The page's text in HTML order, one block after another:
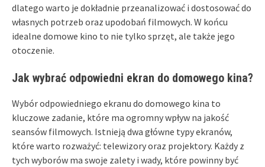
dlatego warto je dokładnie przeanalizować i dostosować do
własnych potrzeb oraz upodobań filmowych. W końcu
idealne domowe kino to nie tylko sprzęt, ale także jego
otoczenie.
Jak wybrać odpowiedni ekran do domowego kina?
Wybór odpowiedniego ekranu do domowego kina to
kluczowe zadanie, które ma ogromny wpływ na jakość
seansów filmowych. Istnieją dwa główne typy ekranów,
które warto rozważyć: telewizory oraz projektory. Każdy z
tych wyborów ma swoje zalety i wady, które powinny być